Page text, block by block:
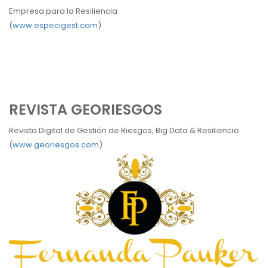
Empresa para la Resiliencia
(www.especigest.com)
REVISTA GEORIESGOS
Revista Digital de Gestión de Riesgos, Big Data & Resiliencia
(www.georiesgos.com)